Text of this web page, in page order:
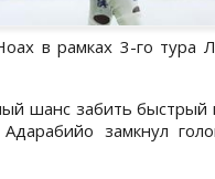
в рамках 3-го тура
шанс забить быстрый
замкнул